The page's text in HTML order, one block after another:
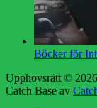
Böcker för
Upphovsrätt © 2026
Catch Base av